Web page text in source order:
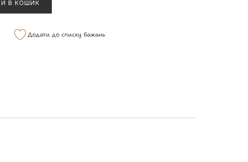
В КОШИК
Додати до списку бажань